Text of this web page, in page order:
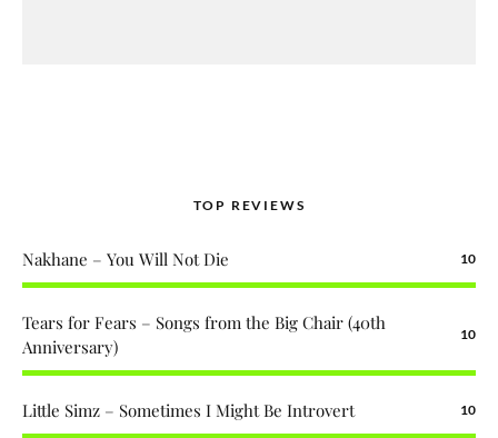
TOP REVIEWS
Nakhane – You Will Not Die 10
Tears for Fears – Songs from the Big Chair (40th
Anniversary)
10
Little Simz – Sometimes I Might Be Introvert 10